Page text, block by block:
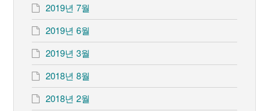
2019년 7월
2019년 6월
2019년 3월
2018년 8월
2018년 2월